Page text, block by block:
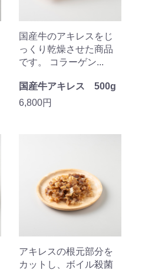
国産牛のアキレスをじ
っくり乾燥させた商品
です。 コラーゲン...
国産牛アキレス 500g
6,800円
アキレスの根元部分を
カットし、ボイル殺菌